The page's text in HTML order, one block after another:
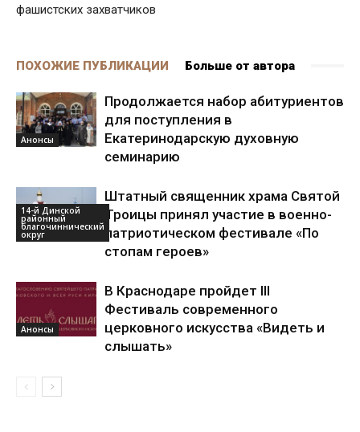
фашистских захватчиков
ПОХОЖИЕ ПУБЛИКАЦИИ Больше от автора
Анонсы
Продолжается набор абитуриентов
для поступления в
Екатеринодарскую духовную
семинарию
14-й Динской
районный
благочиннический
округ
Штатный священник храма Святой
Троицы принял участие в военно-
патриотическом фестивале «По
стопам героев»
Анонсы
В Краснодаре пройдет ІІІ
Фестиваль современного
церковного искусства «Видеть и
слышать»